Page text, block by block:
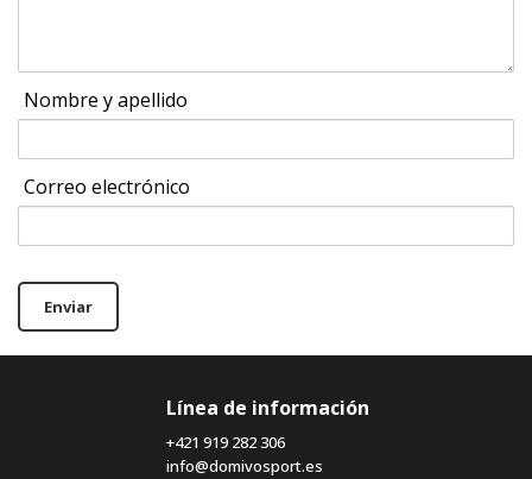
Nombre y apellido
Correo electrónico
Enviar
Línea de información
+421 919 282 306
info@domivosport.es